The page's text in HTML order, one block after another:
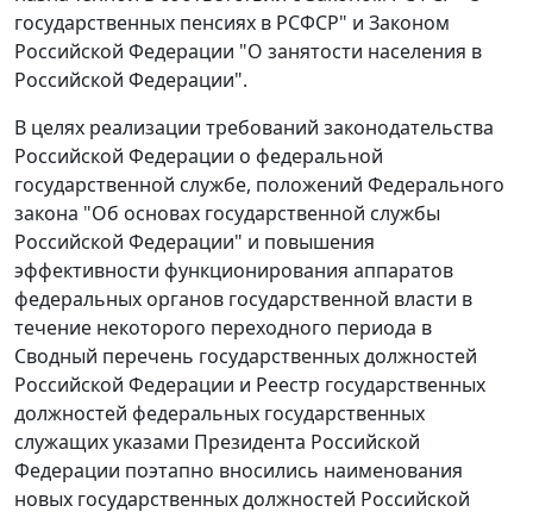
государственных пенсиях в РСФСР" и Законом
Российской Федерации "О занятости населения в
Российской Федерации".
В целях реализации требований законодательства
Российской Федерации о федеральной
государственной службе, положений Федерального
закона "Об основах государственной службы
Российской Федерации" и повышения
эффективности функционирования аппаратов
федеральных органов государственной власти в
течение некоторого переходного периода в
Сводный перечень государственных должностей
Российской Федерации и Реестр государственных
должностей федеральных государственных
служащих указами Президента Российской
Федерации поэтапно вносились наименования
новых государственных должностей Российской